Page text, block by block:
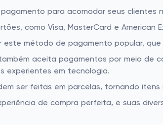
para acomodar seus clientes
como Visa, MasterCard e American
método de pagamento popular,
aceita pagamentos por meio de
experientes em tecnologia.
ser feitas em parcelas, tornando itens
de compra perfeita, e suas